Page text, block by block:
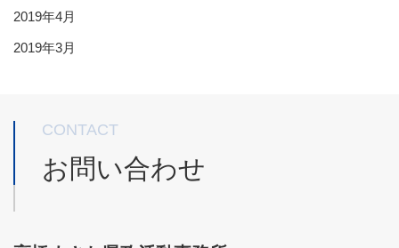
2019年4月
2019年3月
CONTACT
お問い合わせ